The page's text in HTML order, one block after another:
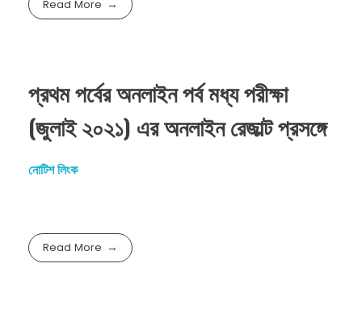
Read More
প্রথম পর্বের অনলাইন পর্ব মধ্য পরীক্ষা
(জুলাই ২০২১) এর অনলাইন রেজাল্ট প্রসঙ্গে
নোটিশ লিংক
Read More